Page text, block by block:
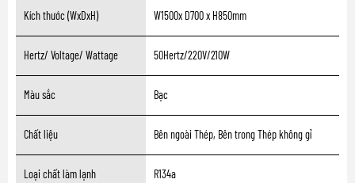
Kích thước (WxDxH) W1500x D700 x H850mm
Hertz/ Voltage/ Wattage 50Hertz/220V/210W
Màu sắc Bạc
Chất liệu Bên ngoài Thép, Bên trong Thép không gỉ
Loại chất làm lạnh R134a